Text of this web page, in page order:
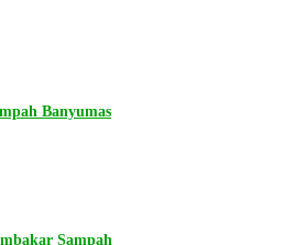
Banyumas
Sampah